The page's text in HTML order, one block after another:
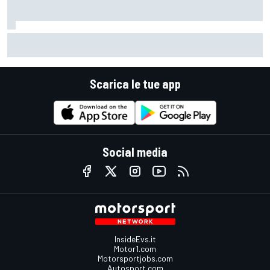
Scarica le tue app
Social media
InsideEvs.it
Motor1.com
Motorsportjobs.com
Autosport.com